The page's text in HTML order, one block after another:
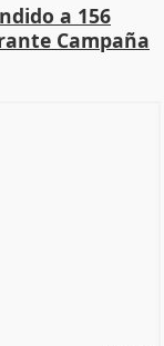
a 156
Campaña